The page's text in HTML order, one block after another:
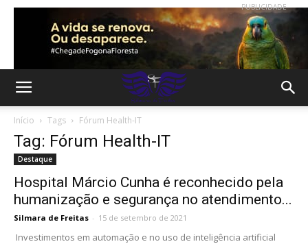
PUBLICIDADE
Início Tags Fórum Health-IT
Tag: Fórum Health-IT
Destaque
Hospital Márcio Cunha é reconhecido pela
humanização e segurança no atendimento...
Silmara de Freitas - 15 de setembro de 2021
Investimentos em automação e no uso de inteligência artificial